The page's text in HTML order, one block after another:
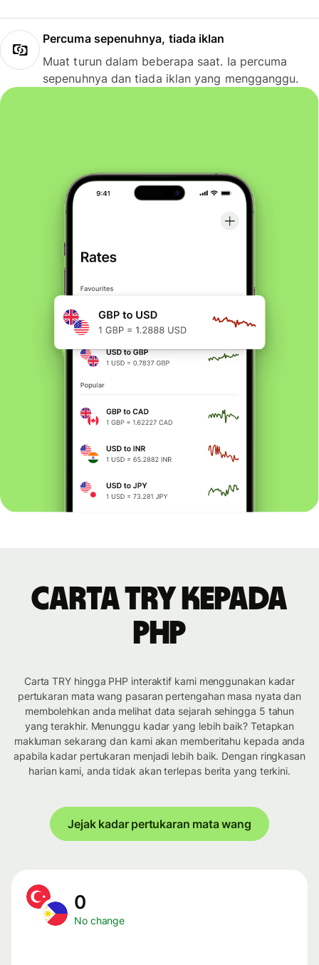
Percuma sepenuhnya, tiada iklan
Muat turun dalam beberapa saat. Ia percuma
sepenuhnya dan tiada iklan yang mengganggu.
Carta TRY kepada
PHP
Carta TRY hingga PHP interaktif kami menggunakan kadar
pertukaran mata wang pasaran pertengahan masa nyata dan
membolehkan anda melihat data sejarah sehingga 5 tahun
yang terakhir. Menunggu kadar yang lebih baik? Tetapkan
makluman sekarang dan kami akan memberitahu kepada anda
apabila kadar pertukaran menjadi lebih baik. Dengan ringkasan
harian kami, anda tidak akan terlepas berita yang terkini.
Jejak kadar pertukaran mata wang
0
No change